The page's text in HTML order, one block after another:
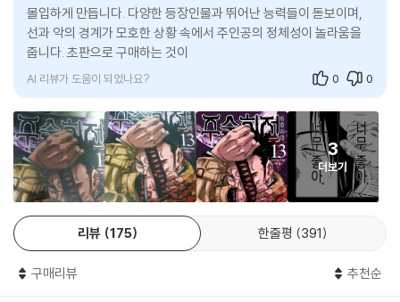
몰입하게 만듭니다. 다양한 등장인물과 뛰어난 능력들이 돋보이며,
선과 악의 경계가 모호한 상황 속에서 주인공의 정체성이 놀라움을
줍니다. 초판으로 구매하는 것이 더 나은 선택이 될 수 있으며, 사악한
주령으
AI 리뷰가 도움이 되었나요? 0 0
3
더보기
리뷰 175